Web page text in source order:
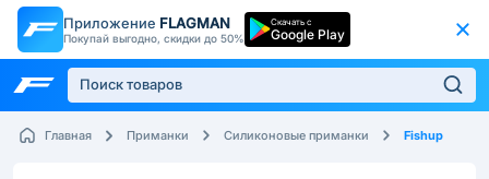
Приложение FLAGMAN
Покупай выгодно, скидки до 50%
Скачать с
Google Play
Главная Приманки Силиконовые приманки Fishup